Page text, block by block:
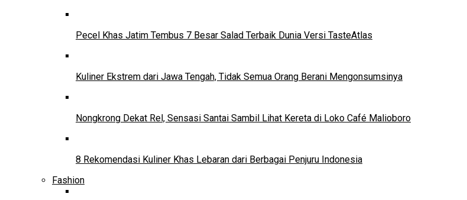
Pecel Khas Jatim Tembus 7 Besar Salad Terbaik Dunia Versi TasteAtlas
Kuliner Ekstrem dari Jawa Tengah, Tidak Semua Orang Berani Mengonsumsinya
Nongkrong Dekat Rel, Sensasi Santai Sambil Lihat Kereta di Loko Café Malioboro
8 Rekomendasi Kuliner Khas Lebaran dari Berbagai Penjuru Indonesia
Fashion